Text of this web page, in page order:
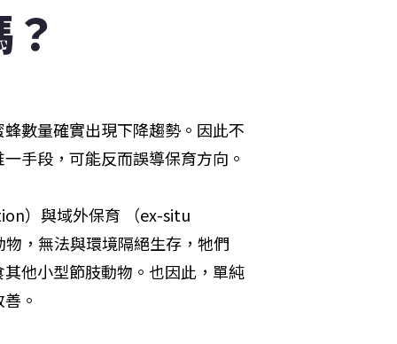
數量確實出現下降趨勢。因此不
手段，可能反而誤導保育方向。
）與域外保育 （ex-situ
，無法與環境隔絕生存，牠們
他小型節肢動物。也因此，單純
。